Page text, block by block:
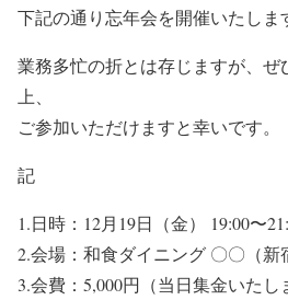
下記の通り忘年会を開催いたしま
業務多忙の折とは存じますが、
上、
ご参加いただけますと幸いです。
記
1.日時：12月19日（金） 19:00〜
2.会場：和食ダイニング 〇〇（新
3.会費：5,000円（当日集金いたし